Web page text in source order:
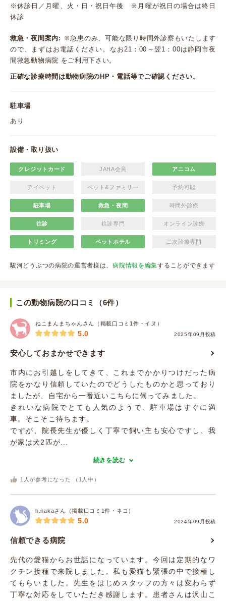
※休診日／月曜、火・日・祝日午後 ※月曜が祝日の場合は終日
休診
救急・夜間案内: ※急患のみ、可能な限り時間外診察もいたします
ので、まずはお電話ください。なお21：00～翌1：00は静岡市夜
間救急動物病院 をご利用下さい。
正確な診療時間は動物病院のHP・電話等でご確認ください。
駐車場
あり
設備・取り扱い
クレジットカード JAHA会員 アニコム
アイペット ペット&ファミリー 予約可能
駐車場 救急・夜間 時間外診療
往診 往診専門 オンライン診療
トリミング ペットホテル 二次診療専門
駿河どうぶつの病院の運営者様は、病院情報を編集することができます
この動物病院の口コミ（6件）
ねこまんまちゃんさん（掲載口コミ1件・イヌ）
2025年09月投稿
5.0
安心しておまかせできます
市内にお引越しをしてきて、これまでかかりつけだった病
院をかなり信頼していたのでどうしたものかと思っており
ましたが、自宅から一番近いこちらに伺ってみました。
きれいな病院でとても人気のようで、駐車場はすぐに満
車。そこそこ待ちます。
ですが、院長先生が優しく丁寧で飼い主も安心ですし、我
が家は犬2匹が...
続きを読む
1 人が参考になった （ 1 人中）
h.nakaさん（掲載口コミ1件・ネコ）
2024年09月投稿
5.0
信頼できる病院
先代の愛猫からお世話になっています。今回は定期的なワ
クチン接種で来院しました。私も愛猫も緊張の中で接種し
てもらいました。先生をはじめスタッフの方々は変わらず
丁寧な対応をしていただき感謝します。患者さんは沢山こ